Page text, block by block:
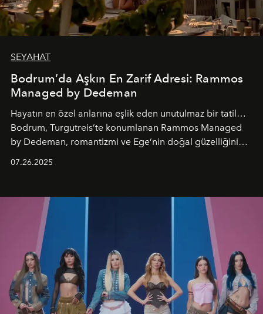
SEYAHAT
Bodrum’da Aşkın En Zarif Adresi: Rammos
Managed by Dedeman
Hayatın en özel anlarına eşlik eden unutulmaz bir tatil…
Bodrum, Turgutreis’te konumlanan Rammos Managed
by Dedeman, romantizmi ve Ege’nin doğal güzelliğini
07.26.2025